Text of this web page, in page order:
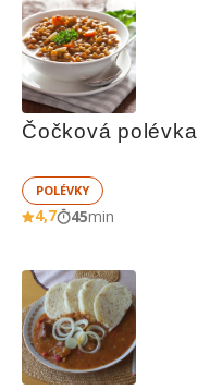
Čočková polévka
POLÉVKY
4,7 45min